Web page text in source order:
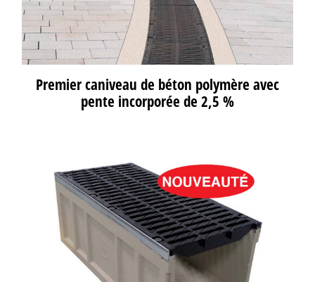
Premier caniveau de béton polymère avec
pente incorporée de 2,5 %